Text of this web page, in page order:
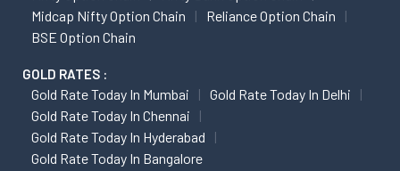
Midcap Nifty Option Chain
Reliance Option Chain
BSE Option Chain
GOLD RATES :
Gold Rate Today In Mumbai
Gold Rate Today In Delhi
Gold Rate Today In Chennai
Gold Rate Today In Hyderabad
Gold Rate Today In Bangalore